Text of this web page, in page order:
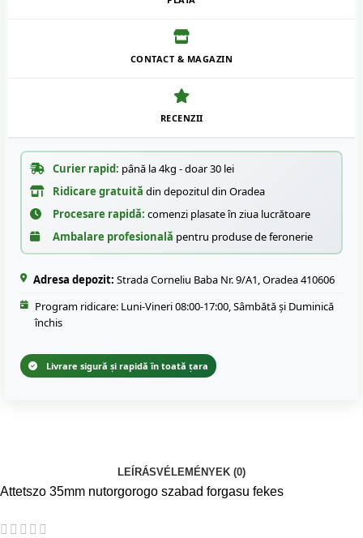
CONTACT & MAGAZIN
RECENZII
Curier rapid: până la 4kg - doar 30 lei
Ridicare gratuită din depozitul din Oradea
Procesare rapidă: comenzi plasate în ziua lucrătoare
Ambalare profesională pentru produse de feronerie
Adresa depozit: Strada Corneliu Baba Nr. 9/A1, Oradea 410606
Program ridicare: Luni-Vineri 08:00-17:00, Sâmbătă și Duminică
închis
Livrare sigură și rapidă în toată țara
LEÍRÁSVÉLEMÉNYEK (0)
Attetszo 35mm nutorgorogo szabad forgasu fekes